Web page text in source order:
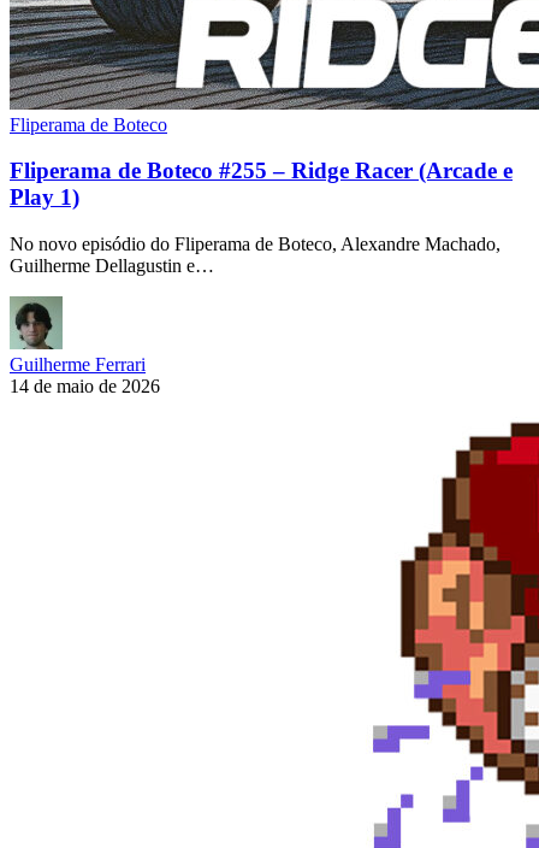
Fliperama de Boteco
Fliperama de Boteco #255 – Ridge Racer (Arcade e
Play 1)
No novo episódio do Fliperama de Boteco, Alexandre Machado,
Guilherme Dellagustin e…
Guilherme Ferrari
14 de maio de 2026